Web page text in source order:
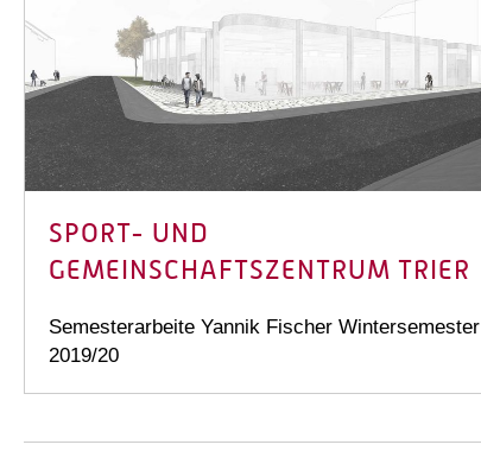
SPORT- UND
GEMEINSCHAFTSZENTRUM TRIER
Semesterarbeite Yannik Fischer Wintersemester
2019/20